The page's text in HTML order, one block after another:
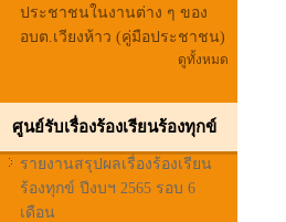
ประชาชนในงานต่าง ๆ ของ
อบต.เวียงห้าว (คู่มือประชาชน)
ดูทั้งหมด
ศูนย์รับเรื่องร้องเรียนร้องทุกข์
รายงานสรุปผลเรื่องร้องเรียน
ร้องทุกข์ ปีงบฯ 2565 รอบ 6
เดือน